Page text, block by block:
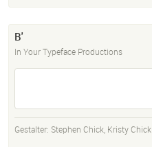
B'
In Your Typeface Productions
Gestalter: Stephen Chick, Kristy Chick